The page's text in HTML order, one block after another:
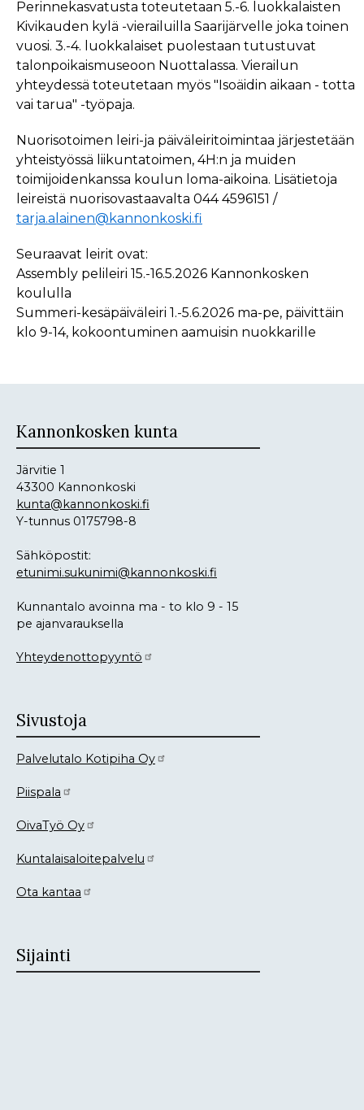
Perinnekasvatusta toteutetaan 5.-6. luokkalaisten
Kivikauden kylä -vierailuilla Saarijärvelle joka toinen
vuosi. 3.-4. luokkalaiset puolestaan tutustuvat
talonpoikaismuseoon Nuottalassa. Vierailun
yhteydessä toteutetaan myös "Isoäidin aikaan - totta
vai tarua" -työpaja.
Nuorisotoimen leiri-ja päiväleiritoimintaa järjestetään
yhteistyössä liikuntatoimen, 4H:n ja muiden
toimijoidenkanssa koulun loma-aikoina. Lisätietoja
leireistä nuorisovastaavalta 044 4596151 /
tarja.alainen@kannonkoski.fi
Seuraavat leirit ovat:
Assembly pelileiri 15.-16.5.2026 Kannonkosken
koululla
Summeri-kesäpäiväleiri 1.-5.6.2026 ma-pe, päivittäin
klo 9-14, kokoontuminen aamuisin nuokkarille
Kannonkosken kunta
Järvitie 1
43300 Kannonkoski
kunta@kannonkoski.fi
Y-tunnus 0175798-8
Sähköpostit:
etunimi.sukunimi@kannonkoski.fi
Kunnantalo avoinna ma - to klo 9 - 15
pe ajanvarauksella
Yhteydenottopyyntö
Sivustoja
Palvelutalo Kotipiha Oy
Piispala
OivaTyö Oy
Kuntalaisaloitepalvelu
Ota kantaa
Sijainti